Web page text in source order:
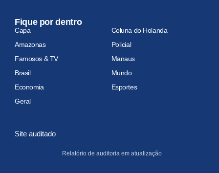
Fique por dentro
Capa
Coluna do Holanda
Amazonas
Policial
Famosos & TV
Manaus
Brasil
Mundo
Economia
Esportes
Geral
Site auditado
Relatório de auditoria em atualização